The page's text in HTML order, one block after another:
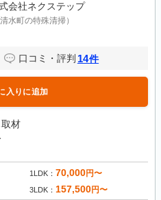
会社ネクステップ
水町の特殊清掃）
口コミ・評判 14件
入りに追加
材
1LDK 70,000円〜
3LDK 157,500円〜